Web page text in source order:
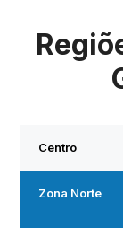
Centro
Zona Norte